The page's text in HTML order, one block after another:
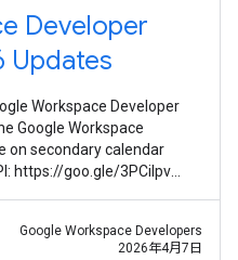
Developer
Updates
Workspace Developer
Google Workspace
on secondary calendar
https://goo.gle/3PCilpv
Google Workspace Developers
2026年4月7日